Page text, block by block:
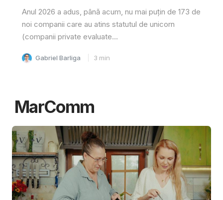
Anul 2026 a adus, până acum, nu mai puțin de 173 de
noi companii care au atins statutul de unicorn
(companii private evaluate...
Gabriel Barliga 3 min
MarComm